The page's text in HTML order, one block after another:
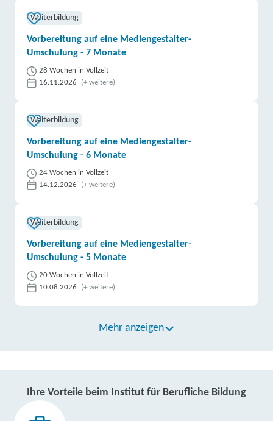
Weiterbildung
Vorbereitung auf eine Mediengestalter-
Umschulung - 7 Monate
28 Wochen in Vollzeit
16.11.2026
(+ weitere)
Weiterbildung
Vorbereitung auf eine Mediengestalter-
Umschulung - 6 Monate
24 Wochen in Vollzeit
14.12.2026
(+ weitere)
Weiterbildung
Vorbereitung auf eine Mediengestalter-
Umschulung - 5 Monate
20 Wochen in Vollzeit
10.08.2026
(+ weitere)
Mehr anzeigen
Ihre Vorteile beim Institut für Berufliche Bildung